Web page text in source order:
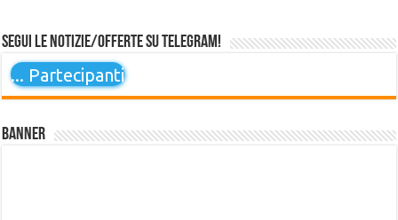
Segui le notizie/offerte su Telegram!
... Partecipanti
Banner